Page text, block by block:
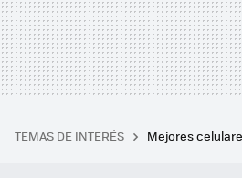
TEMAS DE INTERÉS Mejores